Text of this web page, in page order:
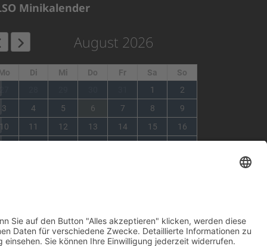
Minikalender
August 2026
Di Mi Do Fr Sa
So
1
2
3 4 5 6 7 8
9
10 11 12 13 14 15
16